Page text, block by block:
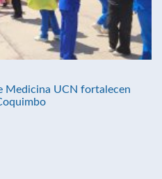
Medicina UCN fortalecen